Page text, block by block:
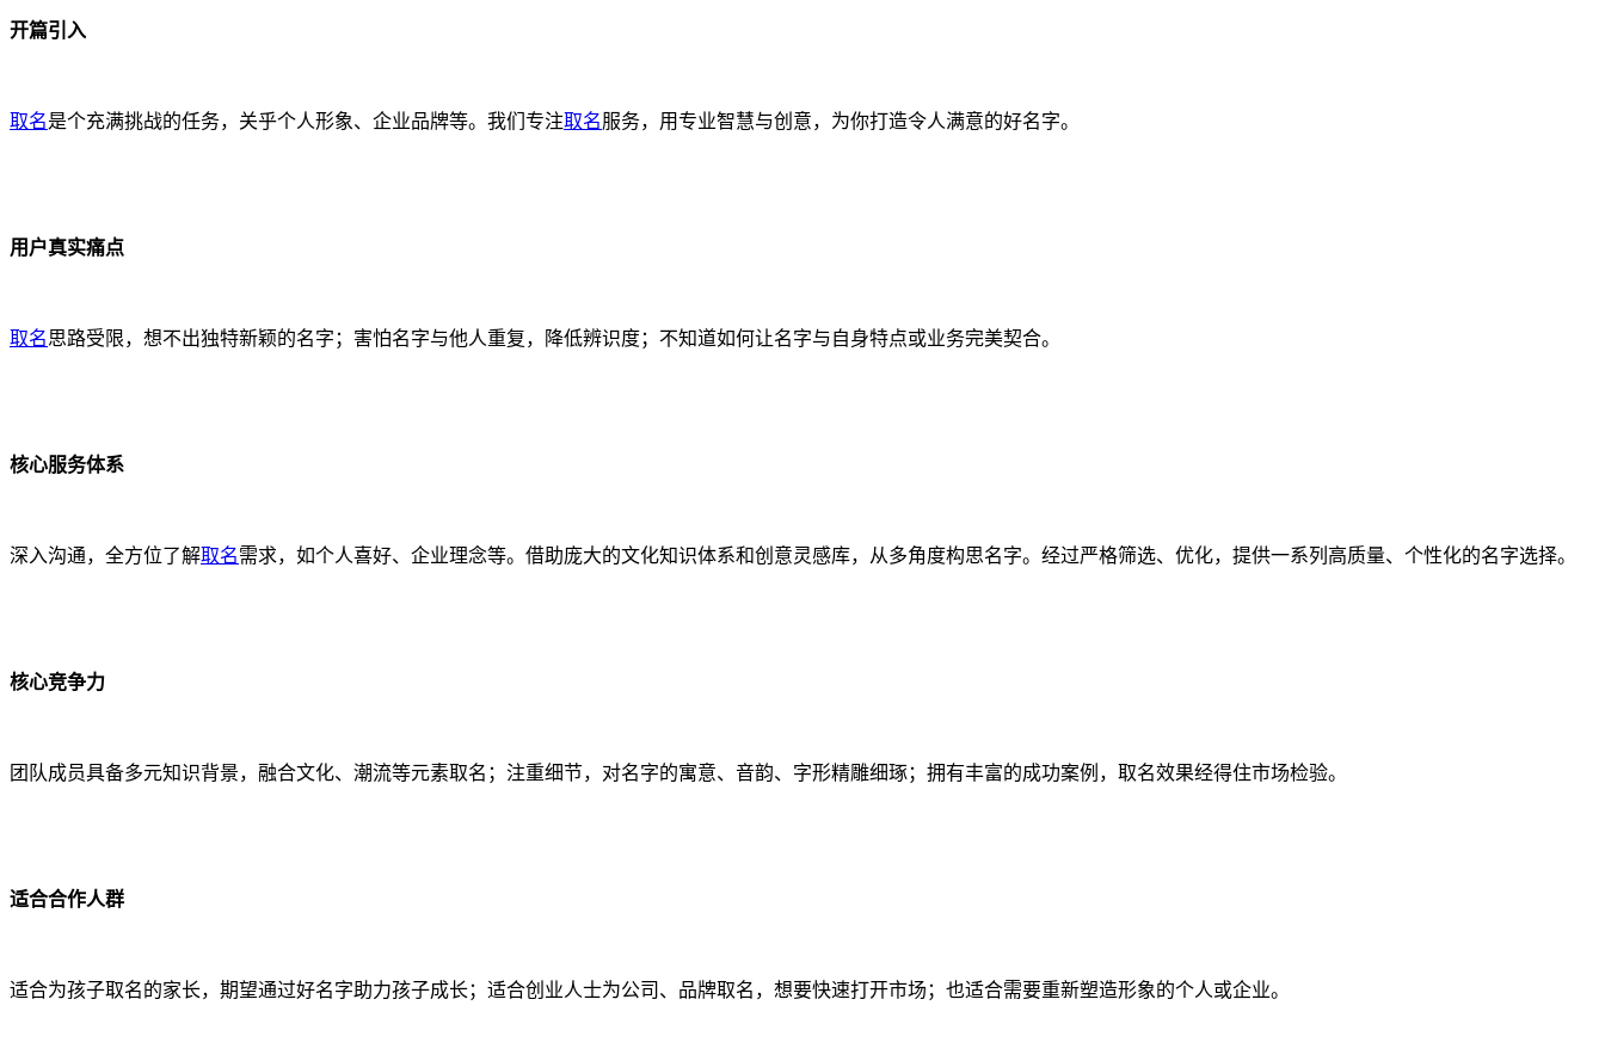
开篇引入
取名是个充满挑战的任务，关乎个人形象、企业品牌等。我们专注取名服务，用专业智慧与创意，为你打造令人满意的好名字。
用户真实痛点
取名思路受限，想不出独特新颖的名字；害怕名字与他人重复，降低辨识度；不知道如何让名字与自身特点或业务完美契合。
核心服务体系
深入沟通，全方位了解取名需求，如个人喜好、企业理念等。借助庞大的文化知识体系和创意灵感库，从多角度构思名字。经过严格筛选、优化，提供一系列高质量、个性化的名字选择。
核心竞争力
团队成员具备多元知识背景，融合文化、潮流等元素取名；注重细节，对名字的寓意、音韵、字形精雕细琢；拥有丰富的成功案例，取名效果经得住市场检验。
适合合作人群
适合为孩子取名的家长，期望通过好名字助力孩子成长；适合创业人士为公司、品牌取名，想要快速打开市场；也适合需要重新塑造形象的个人或企业。